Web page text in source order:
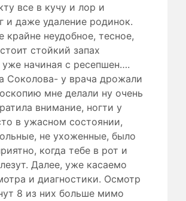
все в кучу и лор и
и даже удаление родинок.
неудобное, тесное,
стойкий запах
уже начиная с ресепшен….
Соколова- у врача дрожали
мне делали ну очень
внимание, ногти у
в ужасном состоянии,
не ухоженные, было
когда тебе в рот и
Далее, уже касаемо
и диагностики. Осмотр
8 из них больше мимо